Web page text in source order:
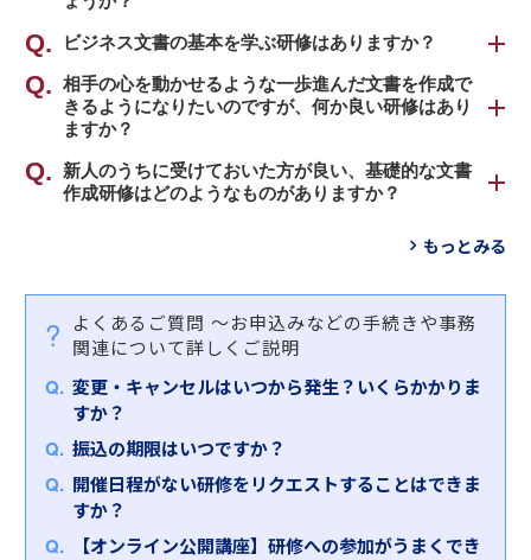
明瞭な文書の書き方と相手の目線を意識して伝わる
ように構成する力」を習得できる点です。
素養によるものではなく、文書の「型」・ルールを
知っていれば誰でも獲得できるスキルです。丁寧
に・分かりやすくといった抽象的なものではなく、
一文は40～50字以内、主語と述語を必ずつける、数
字と固有名詞を入れる、など極めて具体的な「型」
また、ビジネスにおける資料作成の意義は「相手が
にいかに正しく意図が伝わり、動いてもらえるか」
ということです。内容が明確であること、筋道が通
り納得できること、図解や文章がわかりやすい表現
であることへの意識を高めていただきます。
※インソース公開講座はオンラインでも開催しており
ます。
インソースオンライン公開講座
インソース公開講座の文書・資料作成研修は、大き
く分けて4種類のものがあります。
①実践的な文書作成スキルを習得する研修
書の作成方法まで、活用場面を想定した豊富なワー
クを通して学びます。
②Ｅメールでの文書作成スキルを習得する研修
を学びます。
③ビジネス文書の実力診断をふまえ通信添削でスキ
ルを磨く研修
実務さながらのワークにそって文書を作成し、講師
からの通信添削指導を受けることで、相手に伝わる
文書を作成するポイントを掴みます。
④相手に伝わる資料作成スキルを習得する研修
ビジネス文書の基本を学ぶ研修はありますか？
ビジネス文書の基本を学べる王道、標準版の「ビジ
ネス文書研修」をおすすめします。
【対象者】
・ビジネス文書の基本的な書き方を学びたい方
難しいと感じる方
【研修内容・特徴】
本研修では、読み手を意識することを大前提とした
上で、相手に分かりやすい文書作成の方法を学んで
いただきます。
◆研修のポイント
①文書の基本的な構成ルール～主語・述語や一文あ
相手の心を動かせるような一歩進んだ文書を作成で
きるようになりたいのですが、何か良い研修はあり
ますか？
相手の心をつかむような最低限レベル以上の文書作
成力を身につける「ビジネス文書レベルアップ研修
・基本的なビジネス文書作成スキルをお持ちの方
・提案書などでお客さまの興味をそそるような文章
を作成したい方
・忙しい上司の目に留まり、納得してもらえる文章
を書くコツを知りたい方
【研修内容・特徴】
ミドルクラスのビジネスパーソンには、新人・若手
に求められるような最低限のレベル以上の文書作成
力が求められています。上司が思わず「唸る」よう
新人のうちに受けておいた方が良い、基礎的な文書
作成研修はどのようなものがありますか？
ビジネスパーソンに求められる文書作成について学
修」をおすすめします。
【対象者】
・自分のEメールをよりわかりやすく、かつ相手に伝
わるよう改善したいと考えている方
・Eメールのマナーに自信がない方
【研修内容・特徴】
本研修では、ビジネス文書の基本を再確認し、ビジ
ネス上でのＥメールの書き方と注意点についての知
もっとみる
よくあるご質問 ～お申込みなどの手続きや事務
関連について詳しくご説明
変更・キャンセルはいつから発生？いくらかかりま
すか？
振込の期限はいつですか？
開催日程がない研修をリクエストすることはできま
すか？
【オンライン公開講座】研修への参加がうまくでき